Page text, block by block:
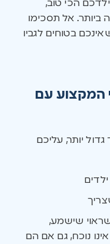
הכי טוב,
ביותר. אל תסכימו
בטוחים לגביו
המקצוע עם
יותר, עליכם
שראוי שישמע,
נוכח, גם אם הם